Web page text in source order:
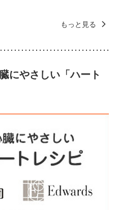
もっと見る
にやさしい「ハート